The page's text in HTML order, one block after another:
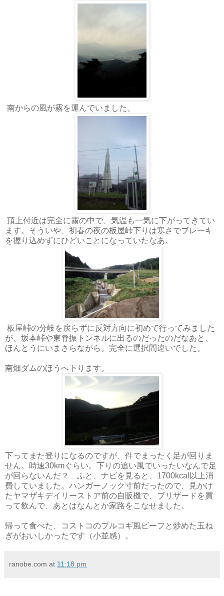
南からの風が霧を運んでいました。
頂上付近は完全に霧の中で、気温も一気に下がってきてい
ます。そういや、初春の夜の板屋峠下りは寒さでブレーキ
を握り込めずにひどいことになっていたなあ。
板屋峠の分岐を戻らずに反対方向に初めて行ってみました
が、坂本峠や東脊振トンネルに出るのだったのだなあと、
ほんとうにいまさらながら。完全に選択間違いでした。
南畑ダムのほうへ下ります。
下ってまた登りになるのですが、件でまったく足が回りま
せん。時速30kmぐらい。下りの追い風でいったいなんで足
が回らないんだ？ ふと、ナビを見ると、1700kcal以上消
費していました。ハンガーノック寸前だったので、見かけ
たヤマザキデイリーストア前の自販機で、ブリザードを買
って飲んで、あとはなんとか家路をこなせました。
帰って食べた、コストコのプルコギ風ビーフと炒めた玉ね
ぎがおいしかったです（小並感）。
ranobe.com at 11:18 pm